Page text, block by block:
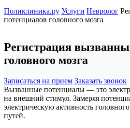
Поликлиника.ру Услуги Невролог
потенциалов головного мозга
Регистрация
головного мозга
Записаться на прием Заказать звонок
Вызванные потенциалы — это
на внешний стимул. Замеряя
электрическую активность
путей.